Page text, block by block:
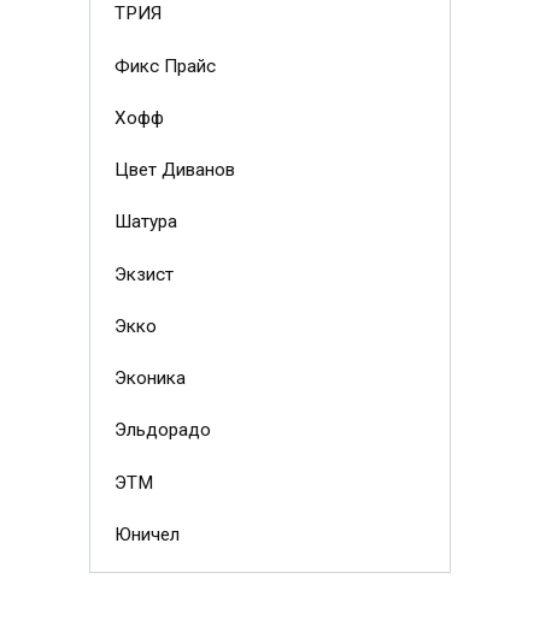
ТРИЯ
Фикс Прайс
Хофф
Цвет Диванов
Шатура
Экзист
Экко
Эконика
Эльдорадо
ЭТМ
Юничел